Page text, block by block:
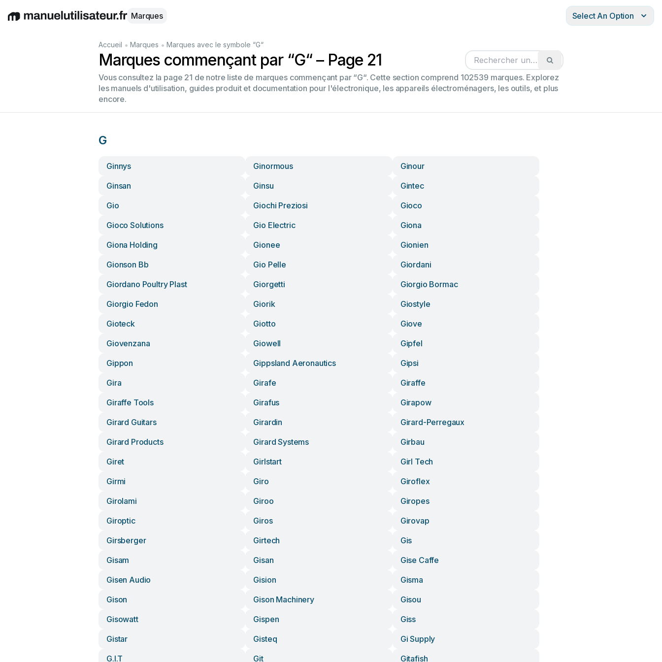
EnglishDeutschEspañolItalianoFrançais
Marques Select An Option
Accueil • Marques • Marques avec le symbole “G“
Marques commençant par “G“ – Page 21
Vous consultez la page 21 de notre liste de marques commençant par “G“. Cette section comprend 102539 marques. Explorez
les manuels d'utilisation, guides produit et documentation pour l'électronique, les appareils électroménagers, les outils, et plus
encore.
G
Ginnys Ginormous
Ginour
Ginsan
Ginsu
Gintec
Gio
Giochi Preziosi
Gioco
Gioco Solutions
Gio Electric
Giona
Giona Holding
Gionee
Gionien
Gionson Bb
Gio Pelle
Giordani
Giordano Poultry Plast
Giorgetti
Giorgio Bormac
Giorgio Fedon
Giorik
Giostyle
Gioteck
Giotto
Giove
Giovenzana
Giowell
Gipfel
Gippon
Gippsland Aeronautics
Gipsi
Gira
Girafe
Giraffe
Giraffe Tools
Girafus
Girapow
Girard Guitars
Girardin
Girard-Perregaux
Girard Products
Girard Systems
Girbau
Giret
Girlstart
Girl Tech
Girmi
Giro
Giroflex
Girolami
Giroo
Giropes
Giroptic
Giros
Girovap
Girsberger
Girtech
Gis
Gisam
Gisan
Gise Caffe
Gisen Audio
Gision
Gisma
Gison
Gison Machinery
Gisou
Gisowatt
Gispen
Giss
Gistar
Gisteq
Gi Supply
G.i.t
Git
Gitafish